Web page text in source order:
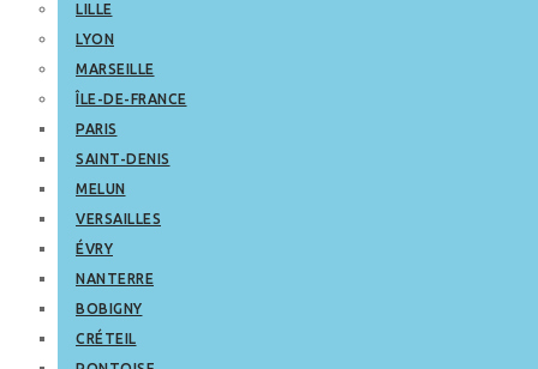
LILLE
LYON
MARSEILLE
ÎLE-DE-FRANCE
PARIS
SAINT-DENIS
MELUN
VERSAILLES
ÉVRY
NANTERRE
BOBIGNY
CRÉTEIL